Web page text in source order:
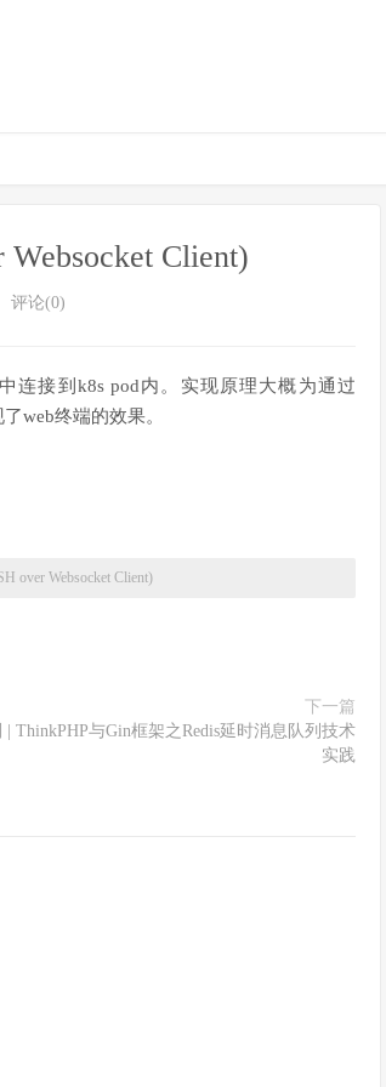
Client)
评论(0)
连接到k8s pod内。实现原理大概为通过
web终端的效果。
over Websocket Client)
下一篇
| ThinkPHP与Gin框架之Redis延时消息队列技术
实践